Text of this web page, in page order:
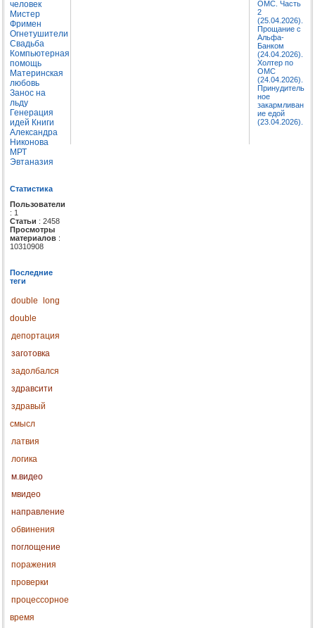
человек
Мистер
Фримен
Огнетушители
Свадьба
Компьютерная
помощь
Материнская
любовь
Занос на
льду
Генерация
идей Книги
Александра
Никонова
МРТ
Эвтаназия
Статистика
Пользователи
: 1
Статьи : 2458
Просмотры
материалов :
10310908
Последние
теги
double
long
double
депортация
заготовка
задолбался
здравсити
здравый
смысл
латвия
логика
м.видео
мвидео
направление
обвинения
поглощение
поражения
проверки
процессорное
время
ОМС. Часть
2
(25.04.2026).
Прощание с
Альфа-
Банком
(24.04.2026).
Холтер по
ОМС
(24.04.2026).
Принудитель
ное
закармливан
ие едой
(23.04.2026).